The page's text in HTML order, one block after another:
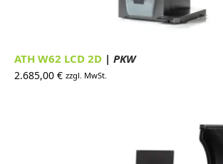
ATH W62 LCD 2D | PKW
2.685,00 € zzgl. MwSt.